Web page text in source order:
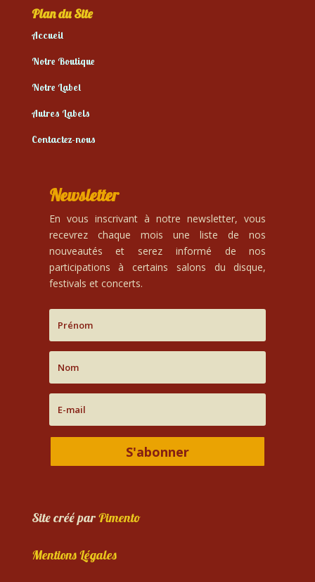
Plan du Site
Accueil
Notre Boutique
Notre Label
Autres Labels
Contactez-nous
Newsletter
En vous inscrivant à notre newsletter, vous
recevrez chaque mois une liste de nos
nouveautés et serez informé de nos
participations à certains salons du disque,
festivals et concerts.
S'abonner
Site créé parPimento
Mentions Légales